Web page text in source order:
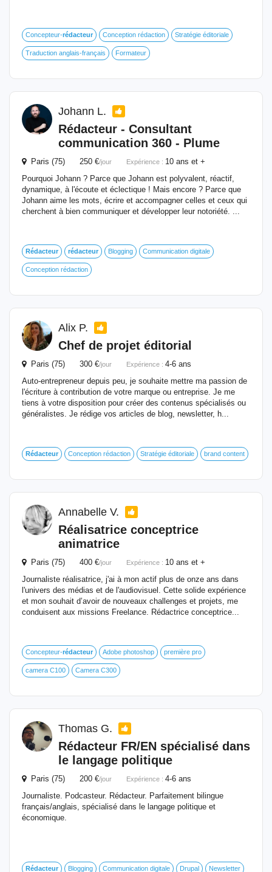
Concepteur-rédacteur Conception rédaction Stratégie éditoriale
Traduction anglais-français Formateur
Johann L.
Rédacteur - Consultant
communication 360 - Plume
Paris (75) 250 €/jour Expérience : 10 ans et +
Pourquoi Johann ? Parce que Johann est polyvalent, réactif,
dynamique, à l'écoute et éclectique ! Mais encore ? Parce que
Johann aime les mots, écrire et accompagner celles et ceux qui
cherchent à bien communiquer et développer leur notoriété. ...
Rédacteur rédacteur Blogging Communication digitale
Conception rédaction
Alix P.
Chef de projet éditorial
Paris (75) 300 €/jour Expérience : 4-6 ans
Auto-entrepreneur depuis peu, je souhaite mettre ma passion de
l'écriture à contribution de votre marque ou entreprise. Je me
tiens à votre disposition pour créer des contenus spécialisés ou
généralistes. Je rédige vos articles de blog, newsletter, h...
Rédacteur Conception rédaction Stratégie éditoriale brand content
Annabelle V.
Réalisatrice conceptrice
animatrice
Paris (75) 400 €/jour Expérience : 10 ans et +
Journaliste réalisatrice, j'ai à mon actif plus de onze ans dans
l'univers des médias et de l'audiovisuel. Cette solide expérience
et mon souhait d’avoir de nouveaux challenges et projets, me
conduisent aux missions Freelance. Rédactrice conceptrice...
Concepteur-rédacteur Adobe photoshop première pro
camera C100 Camera C300
Thomas G.
Rédacteur FR/EN spécialisé dans
le langage politique
Paris (75) 200 €/jour Expérience : 4-6 ans
Journaliste. Podcasteur. Rédacteur. Parfaitement bilingue
français/anglais, spécialisé dans le langage politique et
économique.
Rédacteur Blogging Communication digitale Drupal Newsletter